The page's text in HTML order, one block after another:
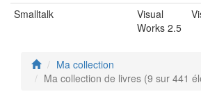
Smalltalk
Visual
Works 2.5
Ma collection
Ma collection de livres (9 sur 441